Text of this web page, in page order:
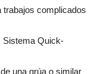
trabajos complicados
Sistema Quick-
una grúa o similar